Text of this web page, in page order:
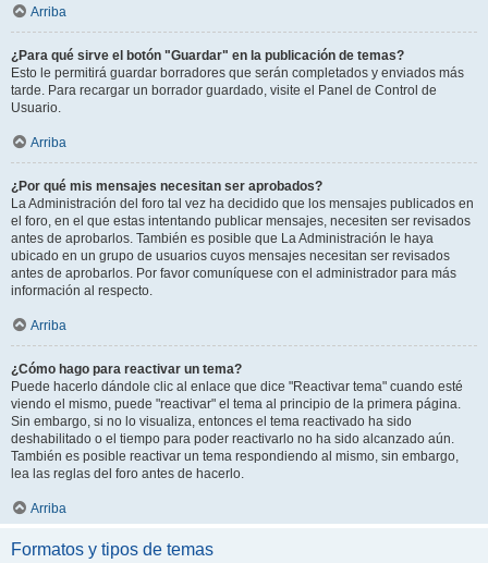
Arriba
¿Para qué sirve el botón "Guardar" en la publicación de temas?
Esto le permitirá guardar borradores que serán completados y enviados más
tarde. Para recargar un borrador guardado, visite el Panel de Control de
Usuario.
Arriba
¿Por qué mis mensajes necesitan ser aprobados?
La Administración del foro tal vez ha decidido que los mensajes publicados en
el foro, en el que estas intentando publicar mensajes, necesiten ser revisados
antes de aprobarlos. También es posible que La Administración le haya
ubicado en un grupo de usuarios cuyos mensajes necesitan ser revisados
antes de aprobarlos. Por favor comuníquese con el administrador para más
información al respecto.
Arriba
¿Cómo hago para reactivar un tema?
Puede hacerlo dándole clic al enlace que dice "Reactivar tema" cuando esté
viendo el mismo, puede "reactivar" el tema al principio de la primera página.
Sin embargo, si no lo visualiza, entonces el tema reactivado ha sido
deshabilitado o el tiempo para poder reactivarlo no ha sido alcanzado aún.
También es posible reactivar un tema respondiendo al mismo, sin embargo,
lea las reglas del foro antes de hacerlo.
Arriba
Formatos y tipos de temas